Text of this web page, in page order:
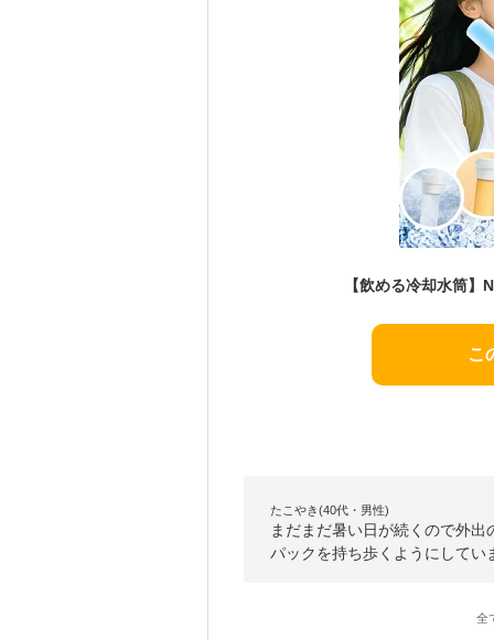
こ
たこやき(40代・男性)
まだまだ暑い日が続くので外
パックを持ち歩くようにしてい
全